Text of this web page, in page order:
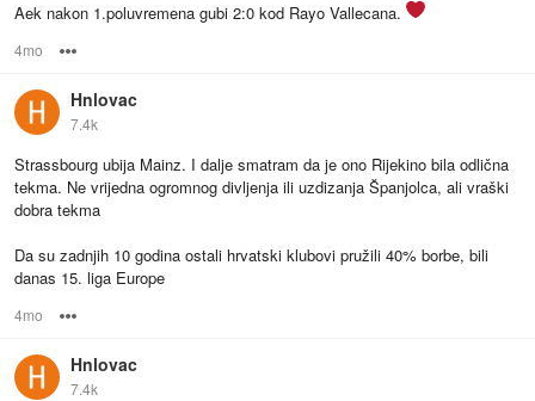
Aek nakon 1.poluvremena gubi 2:0 kod Rayo Vallecana.
4mo
Hnlovac
7.4k
Strassbourg ubija Mainz. I dalje smatram da je ono Rijekino bila odlična
tekma. Ne vrijedna ogromnog divljenja ili uzdizanja Španjolca, ali vraški
dobra tekma
Da su zadnjih 10 godina ostali hrvatski klubovi pružili 40% borbe, bili
danas 15. liga Europe
4mo
Hnlovac
7.4k